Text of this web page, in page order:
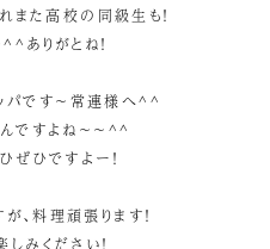
また高校の同級生も！
ありがとね！
パです～常連様へ^^
ですよね～～^^
ぜひですよー！
、料理頑張ります！
しみください！